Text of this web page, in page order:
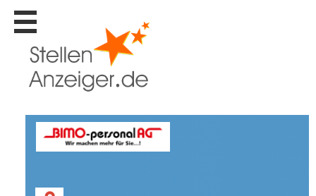
Stellen
finden
Stellen
inserieren
Personalberatungen